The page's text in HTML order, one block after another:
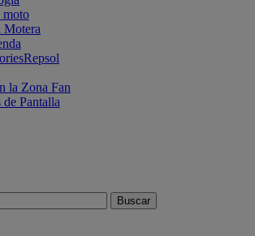
Motera
la Zona Fan
de Pantalla